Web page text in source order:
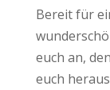
Bereit für
euch an,
euch